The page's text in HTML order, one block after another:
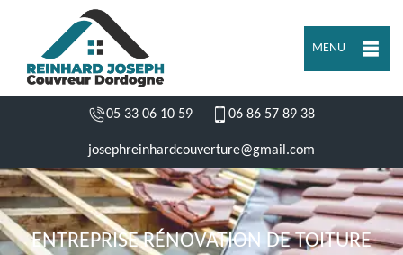
MENU
05 33 06 10 59 06 86 57 89 38
josephreinhardcouverture@gmail.com
ENTREPRISE RÉNOVATION DE TOITURE